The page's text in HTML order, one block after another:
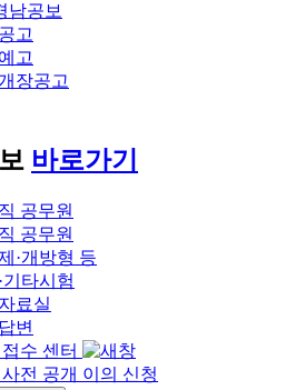
남공보
고
고
장공고
바로가기
공무원
공무원
·개방형 등
기타시험
료실
변
수 센터
전 공개 이의 신청